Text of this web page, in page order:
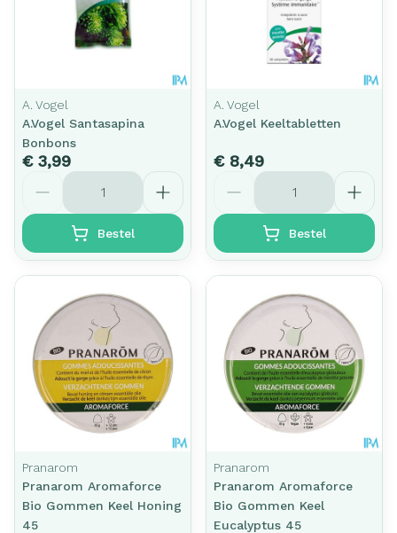
A. Vogel
A.Vogel Santasapina
Bonbons
€ 3,99
Aantal
Bestel
A. Vogel
A.Vogel Keeltabletten
€ 8,49
Aantal
Bestel
Pranarom
Pranarom Aromaforce
Bio Gommen Keel Honing
45
Pranarom
Pranarom Aromaforce
Bio Gommen Keel
Eucalyptus 45